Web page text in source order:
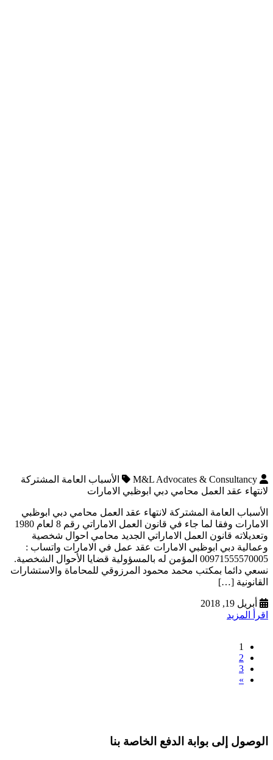
M&L Advocates & Consultancy
الأسباب العامة المشتركة
لانتهاء عقد العمل محامي دبي ابوظبي الامارات
الأسباب العامة المشتركة لانتهاء عقد العمل محامي دبي ابوظبي
الامارات وفقا لما جاء في قانون العمل الاماراتي رقم 8 لعام 1980
وتعديلاته قانون العمل الاماراتي الجديد محامي احوال شخصية
وعمالية دبي ابوظبي الامارات عقد عمل في الامارات واتساب :
00971555570005 المؤمن له بالمسؤولية قضايا الأحوال الشخصية.
نسعي دائما بمكتب محمد محمود المرزوقي للمحاماة والاستشارات
القانونية […]
أبريل 19, 2018
اقرأ المزيد
1
2
3
»
الوصول إلى بوابة الدفع الخاصة بنا